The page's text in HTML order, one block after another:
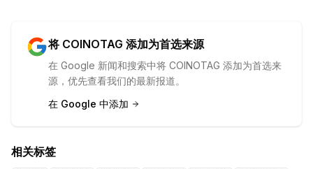
将 COINOTAG 添加为首选来源
在 Google 新闻和搜索中将 COINOTAG 添加为首选来
源，优先查看我们的最新报道。
在 Google 中添加
相关标签